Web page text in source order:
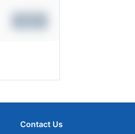
Contact Us